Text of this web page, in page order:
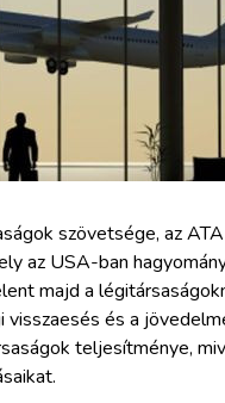
szövetsége, az
az USA-ban
majd a
visszaesés és a
teljesítménye,